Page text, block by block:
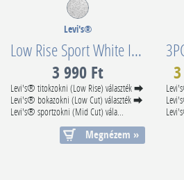
Levi's®
Low Rise Sport White Invisible Footie Socks 2 Pack 701203953008
3 990 Ft
Levi's® titokzokni (Low Rise) választék ⮕
Levi's® bokazokni (Low Cut) választék ⮕
Levi's® sportzokni (Mid Cut) vála...
Megnézem »